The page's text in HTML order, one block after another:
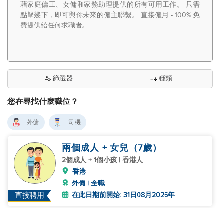
藉家庭傭工、女傭和家務助理提供的所有可用工作。 只需
點擊幾下，即可與你未來的僱主聯繫。 直接僱用 - 100% 免
費提供給任何求職者。
您在尋找什麼職位？
篩選器 種類
外傭 司機
直接聘用
兩個成人 + 女兒（7歲）
2個成人 + 1個小孩 | 香港人
香港
外傭 | 全職
在此日期前開始: 31日08月2026年